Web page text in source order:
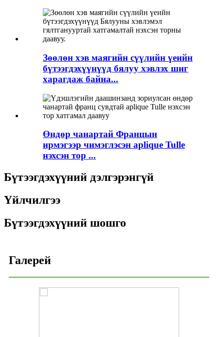
Зөөлөн хэв маягийн сүүлийн үеийн
бүтээгдэхүүнүүд бялуу хэвлэх шиг
харагдаж байна...
Өндөр чанартай Францын
ирмэгээр чимэглэсэн aplique Tulle
нэхсэн тор ...
Бүтээгдэхүүний дэлгэрэнгүй
Үйлчилгээ
Бүтээгдэхүүний шошго
Галерей